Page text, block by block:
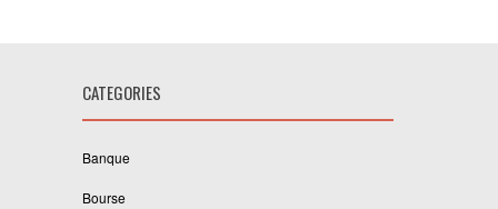
CATEGORIES
Banque
Bourse